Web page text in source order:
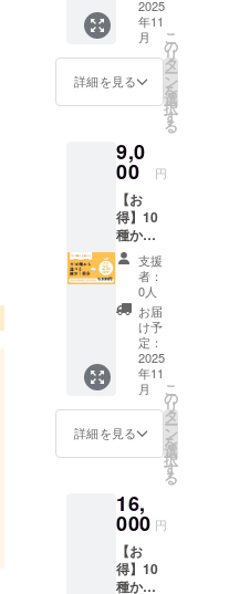
いで
よ」全
10シ
リーズ
のうち2
種か
ら、ど
お好き
な絵本
一冊分
のチ
ケット
（最大
通常価
格8,000
円より
約
10%OF
Fで購入
できま
す） ＜
チケッ
ト内容
＞
れん
ぼ」ま
たは
「あい
うえお
2025
年11
月
詳細を見る
こ
の
リ
タ
ー
ン
を
選
択
す
る
9,0
00 円
【お
得】10
種から
選べる
絵本１
冊分チ
ケット
「えほ
んにお
いで
よ」全
10シ
リーズ
のか
ら、お
好きな
冊分の
チケッ
ト （ど
の絵本
でも選
択可能
支援
者：
0人
お届
け予
定：
2025
年11
月
詳細を見る
こ
の
リ
タ
ー
ン
を
選
択
す
る
16,
000 円
【お
得】10
種から